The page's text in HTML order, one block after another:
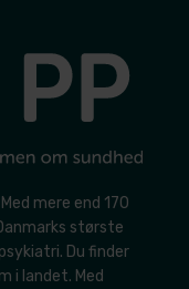
Med mere end 170
største
Du finder
i landet. Med